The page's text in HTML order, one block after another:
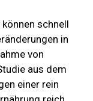
schnell
in
von
aus dem
einer rein